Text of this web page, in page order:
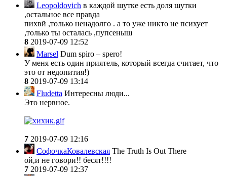
Leopoldovich в каждой шутке есть доля шутки
,остальное все правда
пихвй ,только ненадолго . а то уже никто не психует
,только ты осталась ,пупсеныш
8 2019-07-09 12:52
Marsel Dum spiro – spero!
У меня есть один приятель, который всегда считает, что
это от недопития!)
8 2019-07-09 13:14
Fludetta Интересны люди...
Это нервное.
7 2019-07-09 12:16
СофочкаКовалевская The Truth Is Out There
ой,и не говори!! бесят!!!!
7 2019-07-09 12:37